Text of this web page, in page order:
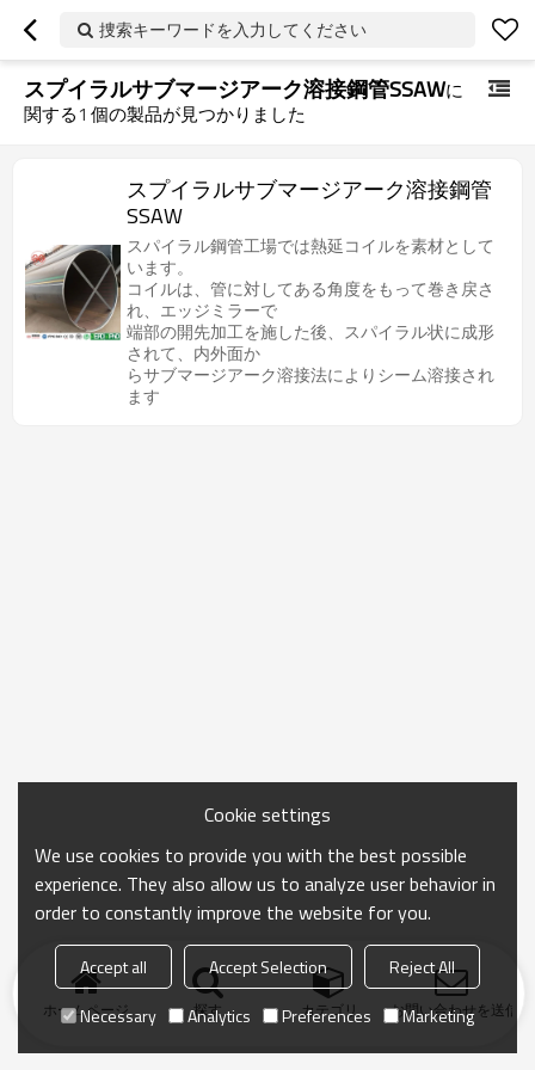
捜索キーワードを入力してください
スプイラルサブマージアーク溶接鋼管SSAWに
関する1 個の製品が見つかりました
スプイラルサブマージアーク溶接鋼管
SSAW
スパイラル鋼管工場では熱延コイルを素材として
います。
コイルは、管に対してある角度をもって巻き戻さ
れ、エッジミラーで
端部の開先加工を施した後、スパイラル状に成形
されて、内外面か
らサブマージアーク溶接法によりシーム溶接され
ます
ホームページ 探す カテゴリ お問い合わせを送信
Cookie settings
We use cookies to provide you with the best possible
experience. They also allow us to analyze user behavior in
order to constantly improve the website for you.
Accept all Accept Selection
Reject All
Necessary
Analytics Preferences Marketing